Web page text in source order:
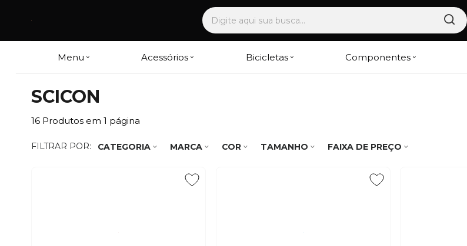
Menu Acessórios Bicicletas Componentes
SCICON
16 Produtos em 1 página
FILTRAR POR: CATEGORIA MARCA COR TAMANHO FAIXA DE PREÇO